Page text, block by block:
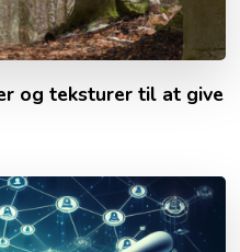
og teksturer til at give